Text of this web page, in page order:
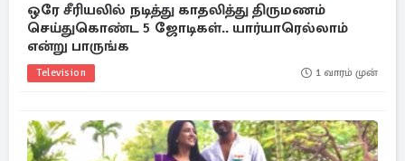
ஒரே சீரியலில் நடித்து காதலித்து திருமணம்
செய்துகொண்ட 5 ஜோடிகள்.. யார்யாரெல்லாம்
என்று பாருங்க
Television 1 வாரம் முன்